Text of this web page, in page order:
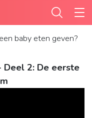
baby eten geven?
Deel 2: De eerste